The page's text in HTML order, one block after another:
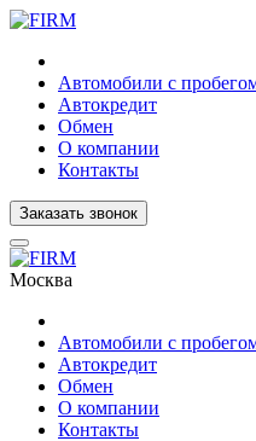
Автомобили с
Автокредит
Обмен
О компании
Контакты
Заказать звонок
Москва
Автомобили с
Автокредит
Обмен
О компании
Контакты